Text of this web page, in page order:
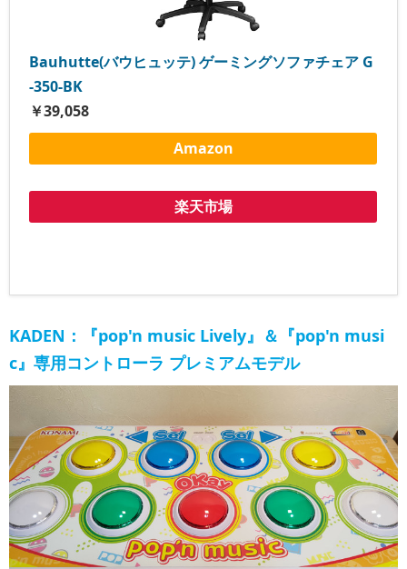
Bauhutte(バウヒュッテ) ゲーミングソファチェア G
-350-BK
￥39,058
Amazon
楽天市場
KADEN：『pop'n music Lively』＆『pop'n musi
c』専用コントローラ プレミアムモデル